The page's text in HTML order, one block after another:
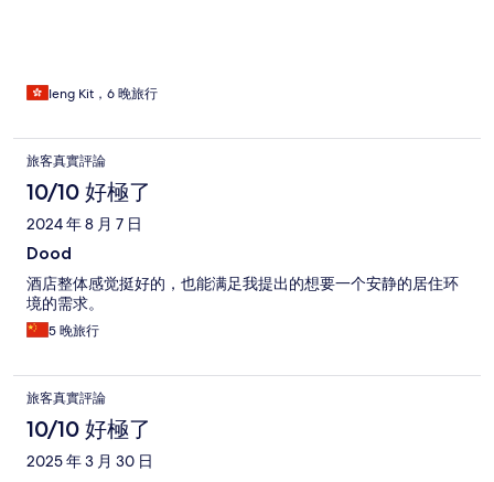
Ieng Kit，6 晚旅行
旅客真實評論
10/10 好極了
2024 年 8 月 7 日
Dood
酒店整体感觉挺好的，也能满足我提出的想要一个安静的居住环
境的需求。
5 晚旅行
旅客真實評論
10/10 好極了
2025 年 3 月 30 日